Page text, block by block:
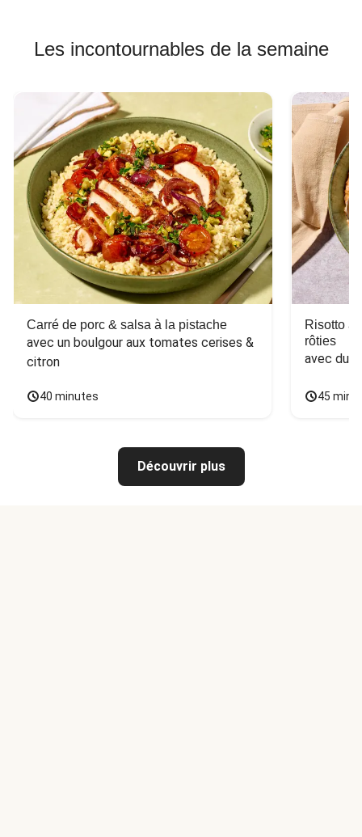
Les incontournables de la semaine
Carré de porc & salsa à la pistache
avec un boulgour aux tomates cerises &
citron
40 minutes
Risotto
rôties
avec du
45
Découvrir plus